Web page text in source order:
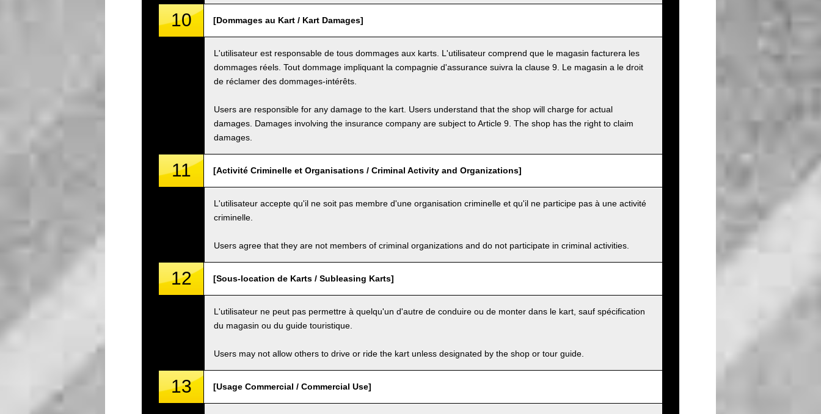
10 [Dommages au Kart / Kart Damages]
L'utilisateur est responsable de tous dommages aux karts. L'utilisateur comprend que le magasin facturera les
dommages réels. Tout dommage impliquant la compagnie d'assurance suivra la clause 9. Le magasin a le droit
de réclamer des dommages-intérêts.
Users are responsible for any damage to the kart. Users understand that the shop will charge for actual
damages. Damages involving the insurance company are subject to Article 9. The shop has the right to claim
damages.
11 [Activité Criminelle et Organisations / Criminal Activity and Organizations]
L'utilisateur accepte qu'il ne soit pas membre d'une organisation criminelle et qu'il ne participe pas à une activité
criminelle.
Users agree that they are not members of criminal organizations and do not participate in criminal activities.
12 [Sous-location de Karts / Subleasing Karts]
L'utilisateur ne peut pas permettre à quelqu'un d'autre de conduire ou de monter dans le kart, sauf spécification
du magasin ou du guide touristique.
Users may not allow others to drive or ride the kart unless designated by the shop or tour guide.
13 [Usage Commercial / Commercial Use]